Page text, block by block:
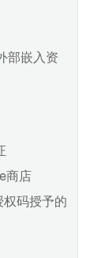
部嵌入资
商店
码授予的